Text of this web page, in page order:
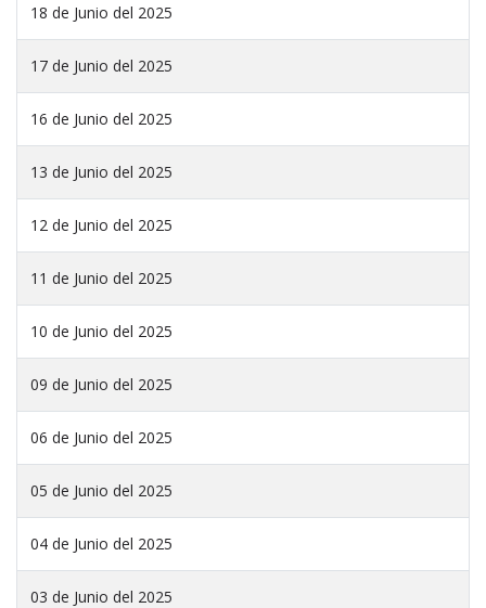
18 de Junio del 2025
17 de Junio del 2025
16 de Junio del 2025
13 de Junio del 2025
12 de Junio del 2025
11 de Junio del 2025
10 de Junio del 2025
09 de Junio del 2025
06 de Junio del 2025
05 de Junio del 2025
04 de Junio del 2025
03 de Junio del 2025